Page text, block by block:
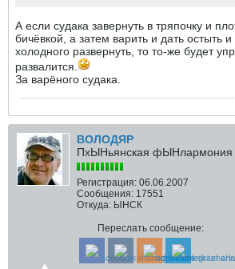
А если судака завернуть в тряпочку и
бичёвкой, а затем варить и дать остыть
холодного развернуть, то то-же будет
развалится.
За варёного судака.
ВОЛОДЯР
ПхЫНьянская фЫНлармония
Регистрация: 06.06.2007
Сообщения: 17551
Откуда: ЫНСК
Переслать сообщение: